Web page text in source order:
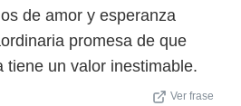
de amor y esperanza
promesa de que
tiene un valor inestimable.
Ver frase